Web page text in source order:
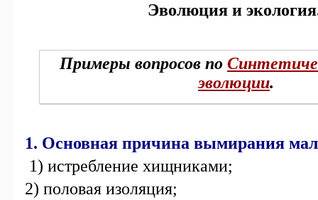
Эволюция и
Примеры вопросов по
эволюции.
1. Основная причина вымирания
1) истребление хищниками;
2) половая изоляция;